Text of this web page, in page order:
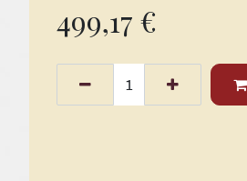
499,17 €